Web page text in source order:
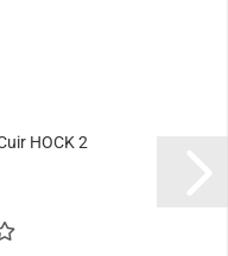
HOCK 2